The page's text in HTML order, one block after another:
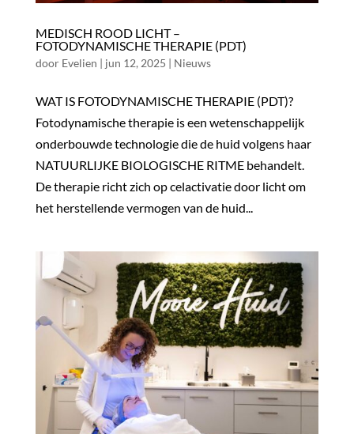
MEDISCH ROOD LICHT –
FOTODYNAMISCHE THERAPIE (PDT)
door Evelien | jun 12, 2025 | Nieuws
WAT IS FOTODYNAMISCHE THERAPIE (PDT)?
Fotodynamische therapie is een wetenschappelijk
onderbouwde technologie die de huid volgens haar
NATUURLIJKE BIOLOGISCHE RITME behandelt.
De therapie richt zich op celactivatie door licht om
het herstellende vermogen van de huid...